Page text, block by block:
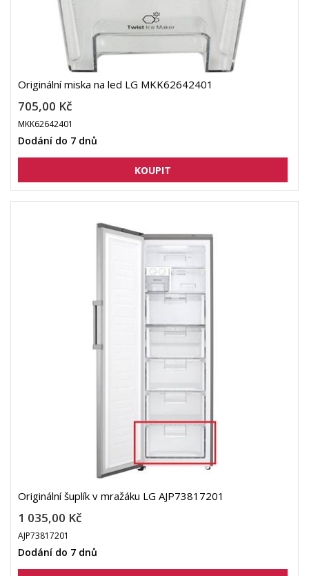
Originální miska na led LG MKK62642401
705,00 Kč
MKK62642401
Dodání do 7 dnů
Originální šuplík v mražáku LG AJP73817201
1 035,00 Kč
AJP73817201
Dodání do 7 dnů